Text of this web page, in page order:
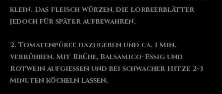
klein. Das Fleisch würzen, die Lorbeerblätter
jedoch für später aufbewahren.
2. Tomatenpüree dazugeben und ca. 1 Min.
verrühren. Mit Brühe, Balsamico-Essig und
Rotwein aufgießen und bei schwacher Hitze 2-3
Minuten köcheln lassen.